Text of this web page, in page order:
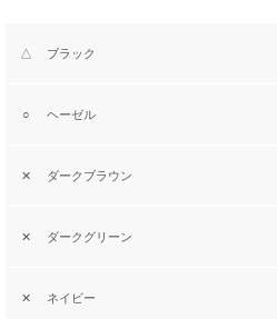
△ ブラック
○ ヘーゼル
✕ ダークブラウン
✕ ダークグリーン
✕ ネイビー